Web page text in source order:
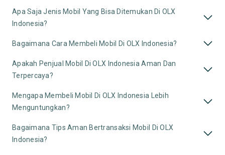
Apa Saja Jenis Mobil Yang Bisa Ditemukan Di OLX
Indonesia?
Bagaimana Cara Membeli Mobil Di OLX Indonesia?
Apakah Penjual Mobil Di OLX Indonesia Aman Dan
Terpercaya?
Mengapa Membeli Mobil Di OLX Indonesia Lebih
Menguntungkan?
Bagaimana Tips Aman Bertransaksi Mobil Di OLX
Indonesia?